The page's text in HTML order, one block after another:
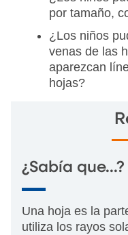
por tamaño,
¿Los niños
venas de las
aparezcan
hojas?
¿Sabía que...?
Una hoja es la
utiliza los rayos